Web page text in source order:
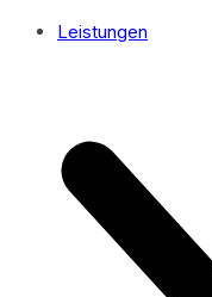
Leistungen